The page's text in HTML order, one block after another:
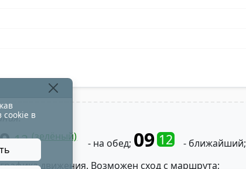
12(зелёный)
- на обед; 09 12 - ближайший;
движения. Возможен сход с маршрута;
cookie в